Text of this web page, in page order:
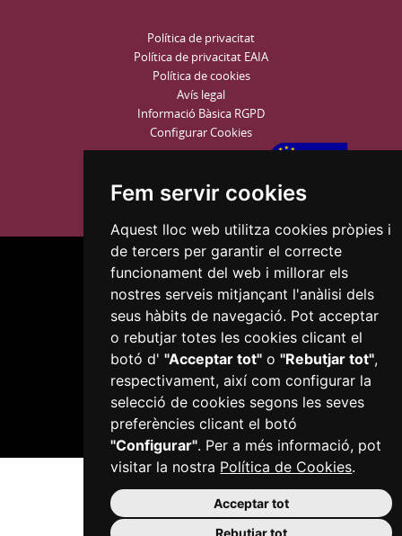
Fem servir cookies
Aquest lloc web utilitza cookies pròpies i
de tercers per garantir el correcte
funcionament del web i millorar els
nostres serveis mitjançant l'anàlisi dels
seus hàbits de navegació. Pot acceptar
o rebutjar totes les cookies clicant el
botó d'"Acceptar tot" o"Rebutjar tot",
respectivament, així com configurar la
selecció de cookies segons les seves
preferències clicant el botó
"Configurar". Per a més informació, pot
visitar la nostra Política de Cookies.
Acceptar tot
Rebutjar tot
Política de privacitat
Política de privacitat EAIA
Política de cookies
Avís legal
Informació Bàsica RGPD
Configurar Cookies
Plaça del Mercadal · 43201 Reus
977 010 010
ajuntament@reus.cat| reus.cat